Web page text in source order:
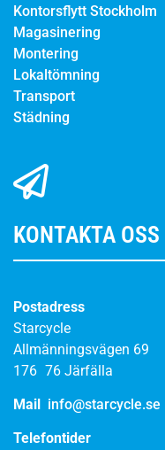
Kontorsflytt Stockholm
Magasinering
Montering
Lokaltömning
Transport
Städning
KONTAKTA OSS
Postadress
Starcycle
Allmänningsvägen 69
176 76 Järfälla
Mail info@starcycle.se
Telefontider